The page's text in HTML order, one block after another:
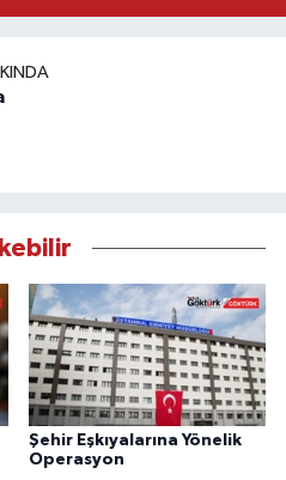
Şehir Eşkıyalarına Yönelik
Operasyon